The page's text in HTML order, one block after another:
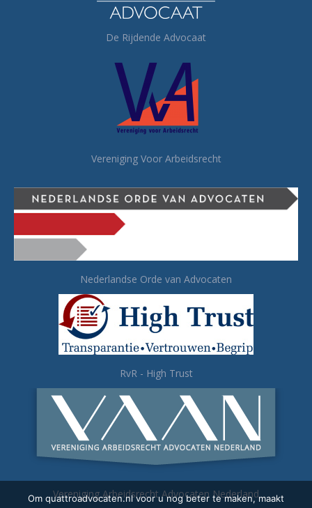
De Rijdende Advocaat
Vereniging Voor Arbeidsrecht
Nederlandse Orde van Advocaten
RvR - High Trust
Vereniging Arbeidsrecht Advocaten Nederland
Om quattroadvocaten.nl voor u nog beter te maken, maakt